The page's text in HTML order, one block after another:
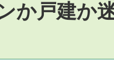
か戸建か